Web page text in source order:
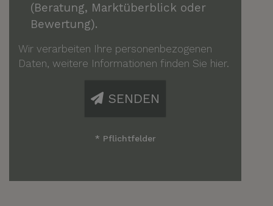
(Beratung, Marktüberblick oder
Bewertung).
Wir verarbeiten Ihre personenbezogenen
Daten, weitere Informationen finden Sie hier.
SENDEN
* Pflichtfelder